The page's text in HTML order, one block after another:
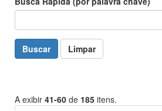
Buscar Limpar
A exibir 41-60 de 185 itens.